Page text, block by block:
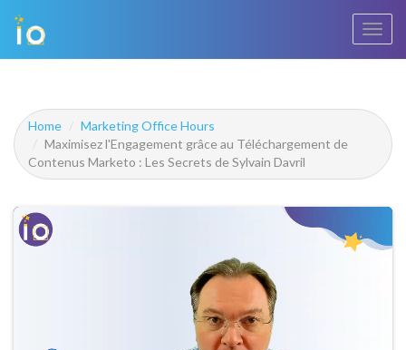
la
Home
Marketing Office Hours
Maximisez l'Engagement grâce au Téléchargement de
Contenus Marketo : Les Secrets de Sylvain Davril